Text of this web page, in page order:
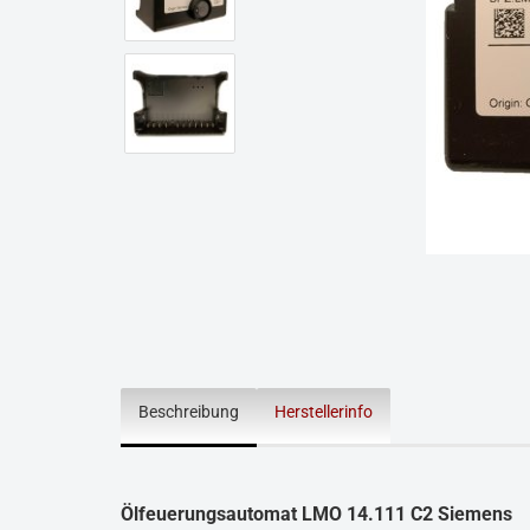
Beschreibung Herstellerinfo
Ölfeuerungsautomat LMO 14.111 C2 Siemens